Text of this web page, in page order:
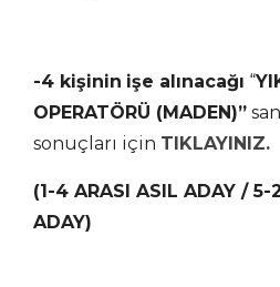
-4 kişinin işe alınacağı “
OPERATÖRÜ (MADEN)”
sonuçları için TIKLAYINIZ.
(1-4 ARASI ASIL ADAY / 5-
ADAY)